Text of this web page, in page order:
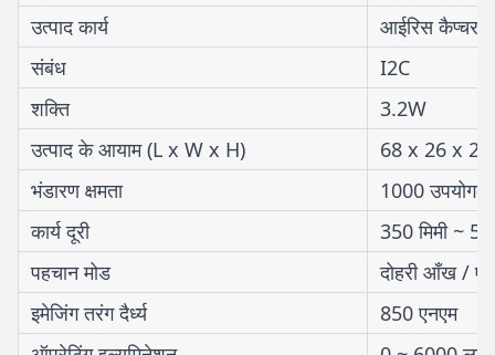
उत्पाद कार्य
आईरिस कैप्चर,
संबंध
I2C
शक्ति
3.2W
उत्पाद के आयाम (L x W x H)
68 x 26 x 23
भंडारण क्षमता
1000
कार्य दूरी
350 मिमी ~
पहचान मोड
दोहरी आँख /
इमेजिंग तरंग दैर्ध्य
850 एनएम